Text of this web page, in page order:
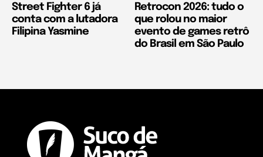
Street Fighter 6 já
conta com a lutadora
Filipina Yasmine
Retrocon 2026: tudo o
que rolou no maior
evento de games retrô
do Brasil em São Paulo